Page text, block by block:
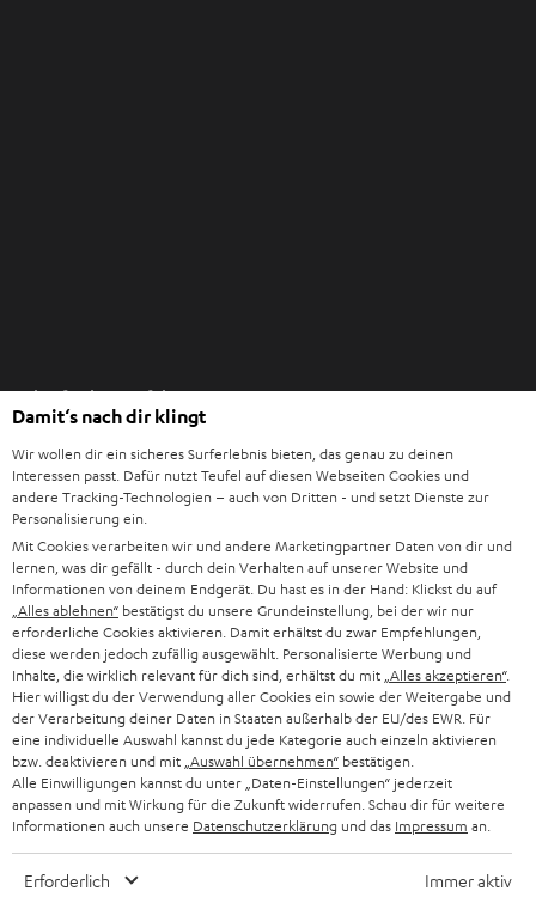
m
n
e
u
e
n
T
a
b
ö
n
e
n
Einkaufen bei Teufel
8 Wochen Rückgaberecht
Direkt vom Hersteller
7 Teufel Shops
Audio-Lexikon
Ratgeber
Wissen
Inside
Entertainment
Shop
Im neuen Tab öffnen
Kontakt
Newsletter
Netiquette
Daten-Einstellungen
Impressum
Damit‘s nach dir klingt
Wir wollen dir ein sicheres Surferlebnis bieten, das genau zu deinen
Interessen passt. Dafür nutzt Teufel auf diesen Webseiten Cookies und
andere Tracking-Technologien – auch von Dritten - und setzt Dienste zur
Personalisierung ein.
Mit Cookies verarbeiten wir und andere Marketingpartner Daten von dir und
lernen, was dir gefällt - durch dein Verhalten auf unserer Website und
Informationen von deinem Endgerät. Du hast es in der Hand: Klickst du auf
„Alles ablehnen“ bestätigst du unsere Grundeinstellung, bei der wir nur
erforderliche Cookies aktivieren. Damit erhältst du zwar Empfehlungen,
diese werden jedoch zufällig ausgewählt. Personalisierte Werbung und
Inhalte, die wirklich relevant für dich sind, erhältst du mit „Alles akzeptieren“.
Hier willigst du der Verwendung aller Cookies ein sowie der Weitergabe und
der Verarbeitung deiner Daten in Staaten außerhalb der EU/des EWR. Für
eine individuelle Auswahl kannst du jede Kategorie auch einzeln aktivieren
bzw. deaktivieren und mit „Auswahl übernehmen“ bestätigen.
Alle Einwilligungen kannst du unter „Daten-Einstellungen“ jederzeit
anpassen und mit Wirkung für die Zukunft widerrufen. Schau dir für weitere
Informationen auch unsere Datenschutzerklärung und das Impressum an.
Erforderlich Immer aktiv